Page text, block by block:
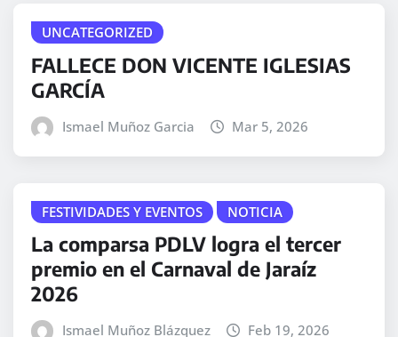
UNCATEGORIZED
FALLECE DON VICENTE IGLESIAS
GARCÍA
Ismael Muñoz Garcia Mar 5, 2026
FESTIVIDADES Y EVENTOS NOTICIA
La comparsa PDLV logra el tercer
premio en el Carnaval de Jaraíz
2026
Ismael Muñoz Blázquez Feb 19, 2026